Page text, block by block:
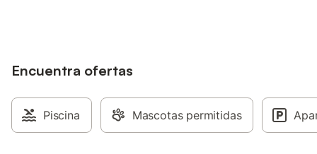
Encuentra ofertas
Piscina Mascotas permitidas